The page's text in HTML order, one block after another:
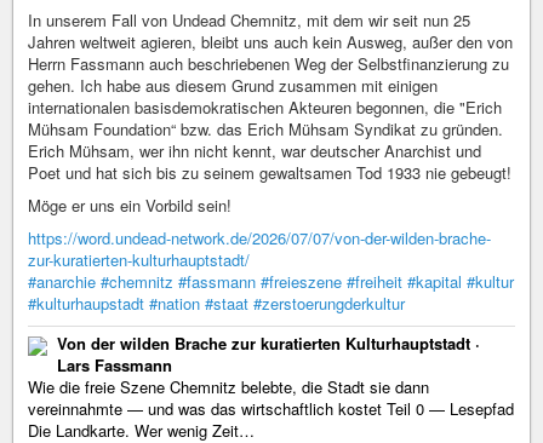
In unserem Fall von Undead Chemnitz, mit dem wir seit nun 25
Jahren weltweit agieren, bleibt uns auch kein Ausweg, außer den von
Herrn Fassmann auch beschriebenen Weg der Selbstfinanzierung zu
gehen. Ich habe aus diesem Grund zusammen mit einigen
internationalen basisdemokratischen Akteuren begonnen, die "Erich
Mühsam Foundation“ bzw. das Erich Mühsam Syndikat zu gründen.
Erich Mühsam, wer ihn nicht kennt, war deutscher Anarchist und
Poet und hat sich bis zu seinem gewaltsamen Tod 1933 nie gebeugt!
Möge er uns ein Vorbild sein!
https://word.undead-network.de/2026/07/07/von-der-wilden-brache-
zur-kuratierten-kulturhauptstadt/
#anarchie #chemnitz #fassmann #freieszene #freiheit #kapital #kultur
#kulturhaupstadt #nation #staat #zerstoerungderkultur
Von der wilden Brache zur kuratierten Kulturhauptstadt ·
Lars Fassmann
Wie die freie Szene Chemnitz belebte, die Stadt sie dann
vereinnahmte — und was das wirtschaftlich kostet Teil 0 — Lesepfad
Die Landkarte. Wer wenig Zeit…